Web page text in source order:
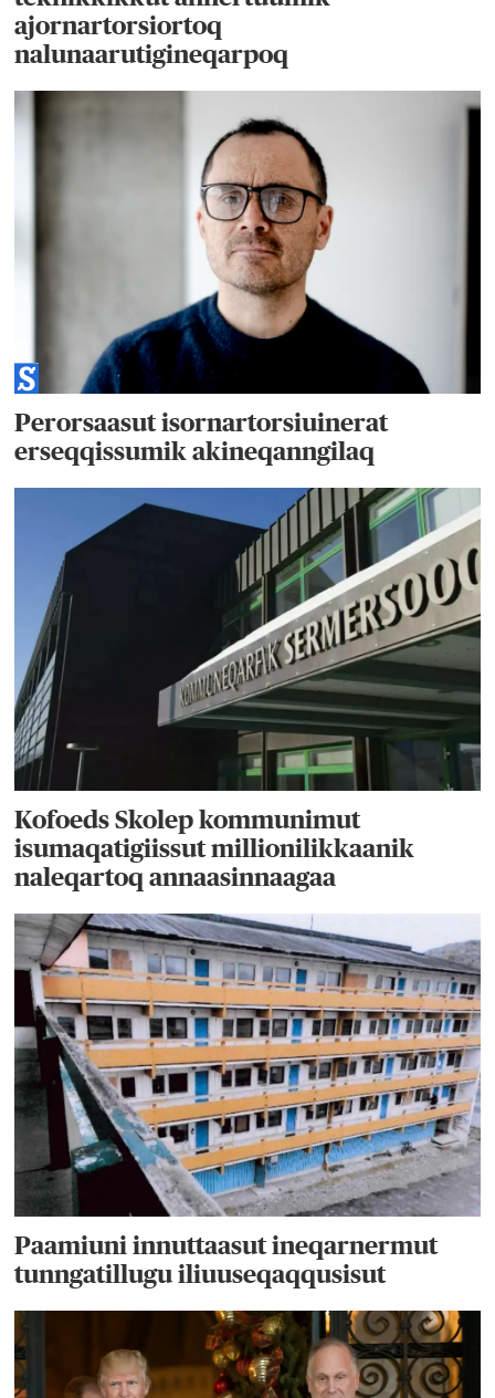
ajornartorsiortoq
nalunaarutigineqarpoq
Perorsaasut isornartorsiuinerat
erseqqissumik akineqanngilaq
Kofoeds Skolep kommunimut
isumaqatigiissut millionilikkaanik
naleqartoq annaasinnaagaa
Paamiuni innuttaasut ineqarnermut
tunngatillugu iliuuseqaqqusisut